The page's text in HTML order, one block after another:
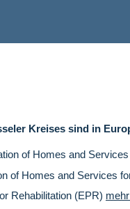
Kreises sind in
of Homes and
of Homes and Services
Rehabilitation (EPR)